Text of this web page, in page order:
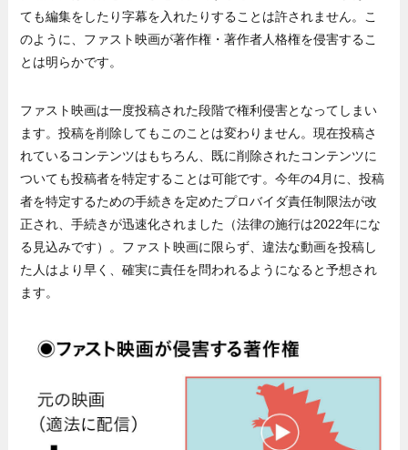
ても編集をしたり字幕を入れたりすることは許されません。こ
のように、ファスト映画が著作権・著作者人格権を侵害するこ
とは明らかです。
ファスト映画は一度投稿された段階で権利侵害となってしまい
ます。投稿を削除してもこのことは変わりません。現在投稿さ
れているコンテンツはもちろん、既に削除されたコンテンツに
ついても投稿者を特定することは可能です。今年の4月に、投稿
者を特定するための手続きを定めたプロバイダ責任制限法が改
正され、手続きが迅速化されました（法律の施行は2022年にな
る見込みです）。ファスト映画に限らず、違法な動画を投稿し
た人はより早く、確実に責任を問われるようになると予想され
ます。